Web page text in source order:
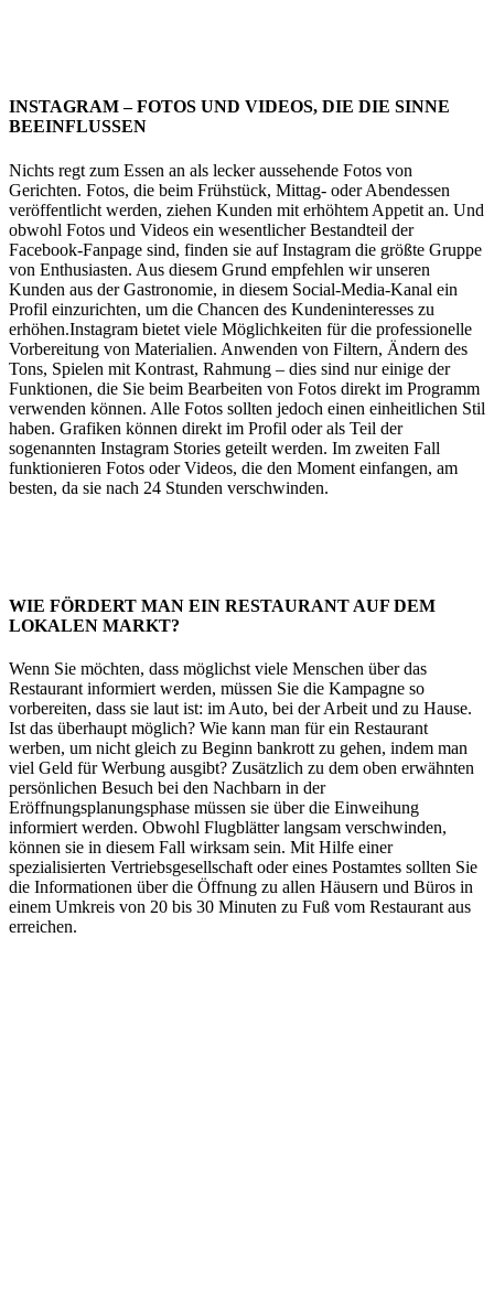
INSTAGRAM – FOTOS UND VIDEOS, DIE DIE SINNE
BEEINFLUSSEN
Nichts regt zum Essen an als lecker aussehende Fotos von
Gerichten. Fotos, die beim Frühstück, Mittag- oder Abendessen
veröffentlicht werden, ziehen Kunden mit erhöhtem Appetit an. Und
obwohl Fotos und Videos ein wesentlicher Bestandteil der
Facebook-Fanpage sind, finden sie auf Instagram die größte Gruppe
von Enthusiasten. Aus diesem Grund empfehlen wir unseren
Kunden aus der Gastronomie, in diesem Social-Media-Kanal ein
Profil einzurichten, um die Chancen des Kundeninteresses zu
erhöhen.Instagram bietet viele Möglichkeiten für die professionelle
Vorbereitung von Materialien. Anwenden von Filtern, Ändern des
Tons, Spielen mit Kontrast, Rahmung – dies sind nur einige der
Funktionen, die Sie beim Bearbeiten von Fotos direkt im Programm
verwenden können. Alle Fotos sollten jedoch einen einheitlichen Stil
haben. Grafiken können direkt im Profil oder als Teil der
sogenannten Instagram Stories geteilt werden. Im zweiten Fall
funktionieren Fotos oder Videos, die den Moment einfangen, am
besten, da sie nach 24 Stunden verschwinden.
WIE FÖRDERT MAN EIN RESTAURANT AUF DEM
LOKALEN MARKT?
Wenn Sie möchten, dass möglichst viele Menschen über das
Restaurant informiert werden, müssen Sie die Kampagne so
vorbereiten, dass sie laut ist: im Auto, bei der Arbeit und zu Hause.
Ist das überhaupt möglich? Wie kann man für ein Restaurant
werben, um nicht gleich zu Beginn bankrott zu gehen, indem man
viel Geld für Werbung ausgibt? Zusätzlich zu dem oben erwähnten
persönlichen Besuch bei den Nachbarn in der
Eröffnungsplanungsphase müssen sie über die Einweihung
informiert werden. Obwohl Flugblätter langsam verschwinden,
können sie in diesem Fall wirksam sein. Mit Hilfe einer
spezialisierten Vertriebsgesellschaft oder eines Postamtes sollten Sie
die Informationen über die Öffnung zu allen Häusern und Büros in
einem Umkreis von 20 bis 30 Minuten zu Fuß vom Restaurant aus
erreichen.